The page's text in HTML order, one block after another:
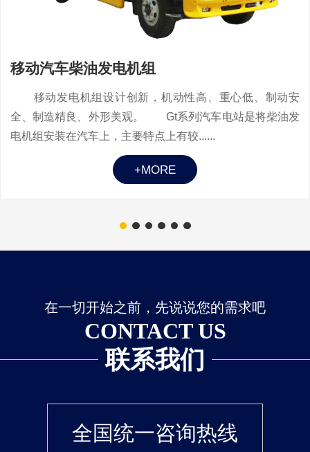
移动汽车柴油发电机组
移动发电机组设计创新，机动性高、重心低、制动安
全、制造精良、外形美观。 Gt系列汽车电站是将柴油发
电机组安装在汽车上，主要特点上有较......
+MORE
在一切开始之前，先说说您的需求吧
CONTACT US
联系我们
全国统一咨询热线